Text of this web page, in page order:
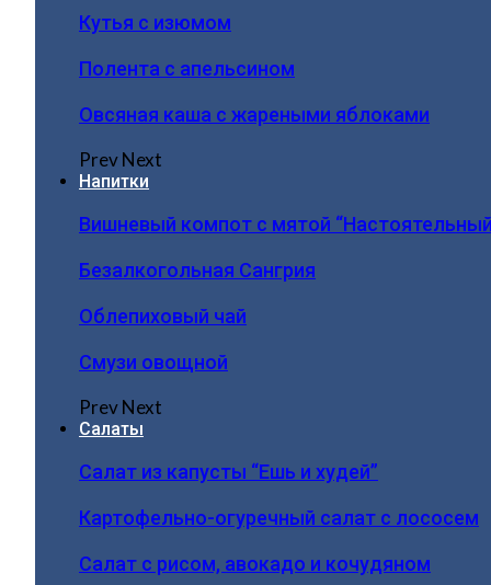
Кутья с изюмом
Полента с апельсином
Овсяная каша с жареными яблоками
PrevNext
Напитки
Вишневый компот с мятой
Безалкогольная Сангрия
Облепиховый чай
Смузи овощной
PrevNext
Салаты
Салат из капусты “Ешь и худей”
Картофельно-огуречный салат с лососем
Салат с рисом, авокадо и кочудяном